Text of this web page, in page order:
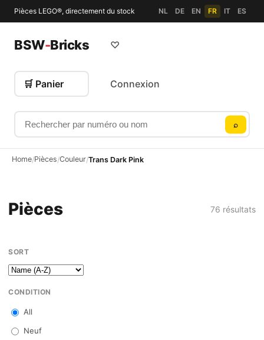
Pièces LEGO®, directement du stock NL DE EN FR IT ES
BSW-Bricks
Rechercher par numéro ou nom
⌕
♡
🛒 Panier Connexion
Home/Pièces/Couleur/Trans Dark Pink
Pièces 76 résultats
SORT
CONDITION
All
Neuf